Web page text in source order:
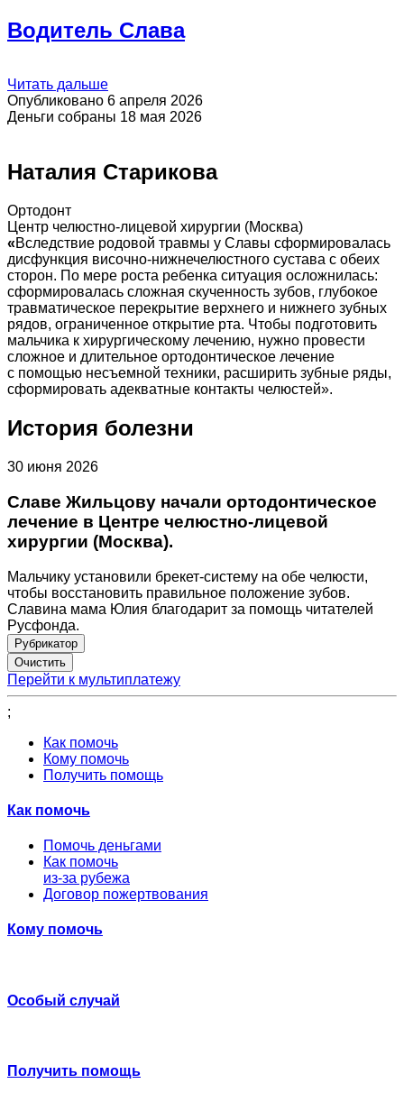
Водитель Слава
Читать дальше
Опубликовано 6 апреля 2026
Деньги собраны 18 мая 2026
Наталия Старикова
Ортодонт
Центр челюстно-лицевой хирургии (Москва)
«Вследствие родовой травмы у Славы сформировалась
дисфункция височно-нижнечелюстного сустава с обеих
сторон. По мере роста ребенка ситуация осложнилась:
сформировалась сложная скученность зубов, глубокое
травматическое перекрытие верхнего и нижнего зубных
рядов, ограниченное открытие рта. Чтобы подготовить
мальчика к хирургическому лечению, нужно провести
сложное и длительное ортодонтическое лечение
с помощью несъемной техники, расширить зубные ряды,
сформировать адекватные контакты челюстей».
История болезни
30 июня 2026
Славе Жильцову начали ортодонтическое
лечение в Центре челюстно-лицевой
хирургии (Москва).
Мальчику установили брекет-систему на обе челюсти,
чтобы восстановить правильное положение зубов.
Славина мама Юлия благодарит за помощь читателей
Русфонда.
Рубрикатор
Перейти к мультиплатежу
;
Как помочь
Кому помочь
Получить помощь
Как помочь
Помочь деньгами
Как помочь
из-за рубежа
Договор пожертвования
Кому помочь
Особый случай
Получить помощь